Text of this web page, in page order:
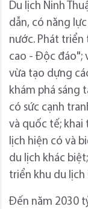
Du lịch Ninh
dẫn, có năng
nước. Phát
cao - Độc đáo";
vừa tạo dựng
khám phá sáng
có sức cạnh
và quốc tế; khai
lịch hiện có và
du lịch khác
triển khu du lịch
Đến năm 2030